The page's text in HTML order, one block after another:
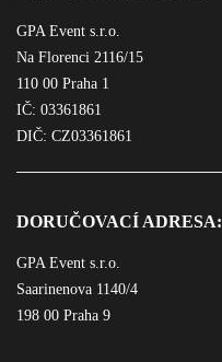
GPA Event s.r.o.
Na Florenci 2116/15
110 00 Praha 1
IČ: 03361861
DIČ: CZ03361861
DORUČOVACÍ ADRESA:
GPA Event s.r.o.
Saarinenova 1140/4
198 00 Praha 9